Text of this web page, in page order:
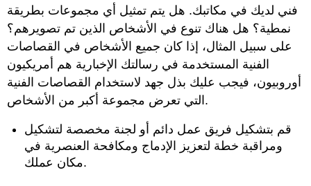
فني لديك في مكاتبك. هل يتم تمثيل أي مجموعات بطريقة
نمطية؟ هل هناك تنوع في الأشخاص الذين تم تصويرهم؟
على سبيل المثال، إذا كان جميع الأشخاص في القصاصات
الفنية المستخدمة في رسالتك الإخبارية هم أمريكيون
أوروبيون، فيجب عليك بذل جهد لاستخدام القصاصات الفنية
التي تعرض مجموعة أكبر من الأشخاص.
قم بتشكيل فريق عمل دائم أو لجنة مخصصة لتشكيل
ومراقبة خطة لتعزيز الإدماج ومكافحة العنصرية في
مكان عملك.